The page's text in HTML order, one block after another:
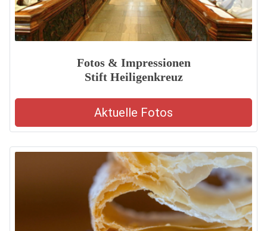
Fotos & Impressionen
Stift Heiligenkreuz
Aktuelle Fotos